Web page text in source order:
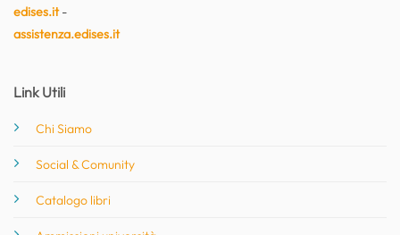
edises.it-
assistenza.edises.it
Link Utili
Chi Siamo
Social & Comunity
Catalogo libri